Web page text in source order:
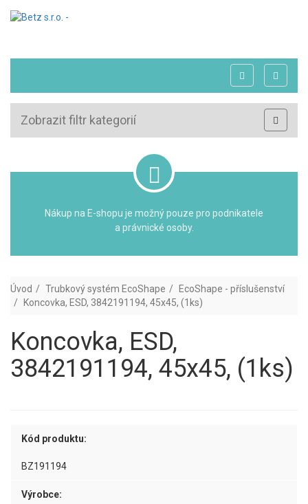
Zobrazit filtr kategorií
Nákup na E-shopu je možný pouze pro podnikatele
a právnické osoby.
Úvod Trubkový systém EcoShape
EcoShape - příslušenství
Koncovka, ESD, 3842191194, 45x45, (1ks)
Koncovka, ESD,
3842191194, 45x45, (1ks)
Kód produktu:
BZ191194
Výrobce: